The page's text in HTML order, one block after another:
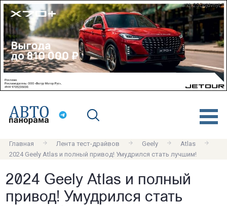
erid: 2SDnjdvnyL7
Главная Лента тест-драйвов Geely
Atlas
2024 Geely Atlas и полный привод! Умудрился стать лучшим!
2024 Geely Atlas и полный
привод! Умудрился стать